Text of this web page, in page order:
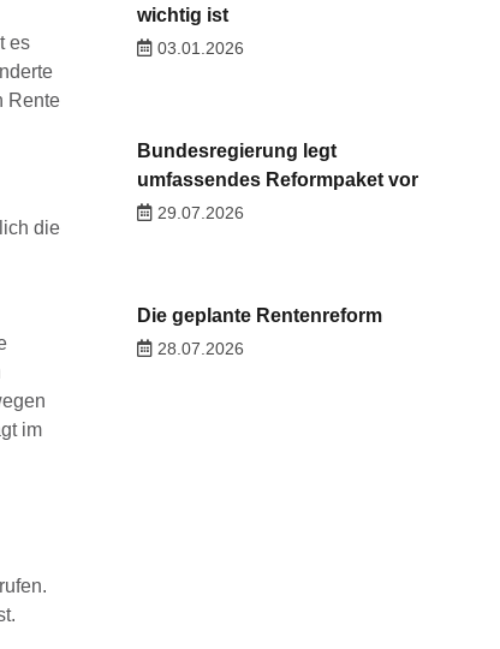
es
Rente
die
im
wichtig ist
03.01.2026
Bundesregierung legt
umfassendes Reformpaket vor
29.07.2026
Die geplante Rentenreform
28.07.2026